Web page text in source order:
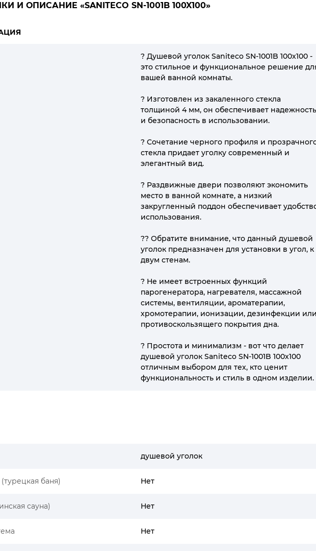
И ОПИСАНИЕ «SANITECO SN-1001B 100X100»
? Душевой уголок Saniteco SN-1001B 100x100 -
это стильное и функциональное решение
вашей ванной комнаты.
? Изготовлен из закаленного стекла
толщиной 4 мм, он обеспечивает надежность
и безопасность в использовании.
? Сочетание черного профиля и
стекла придает уголку современный и
элегантный вид.
? Раздвижные двери позволяют экономить
место в ванной комнате, а низкий
закругленный поддон обеспечивает
использования.
?? Обратите внимание, что данный душевой
уголок предназначен для установки в угол, к
двум стенам.
? Не имеет встроенных функций
парогенератора, нагревателя, массажной
системы, вентиляции, ароматерапии,
хромотерапии, ионизации, дезинфекции
противоскользящего покрытия дна.
? Простота и минимализм - вот что делает
душевой уголок Saniteco SN-1001B 100x100
отличным выбором для тех, кто ценит
функциональность и стиль в одном изделии.
душевой уголок
баня) Нет
сауна) Нет
Нет